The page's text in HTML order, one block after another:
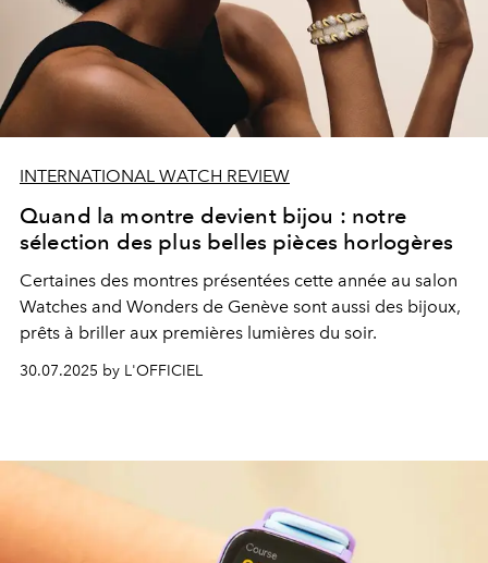
INTERNATIONAL WATCH REVIEW
Quand la montre devient bijou : notre
sélection des plus belles pièces horlogères
Certaines des montres présentées cette année au salon
Watches and Wonders de Genève sont aussi des bijoux,
prêts à briller aux premières lumières du soir.
30.07.2025 by L'OFFICIEL